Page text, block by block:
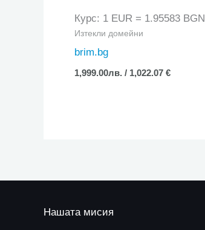
Курс: 1 EUR = 1.95583 BGN
Изтекли домейни
brim.bg
1,999.00лв. / 1,022.07 €
Нашата мисия